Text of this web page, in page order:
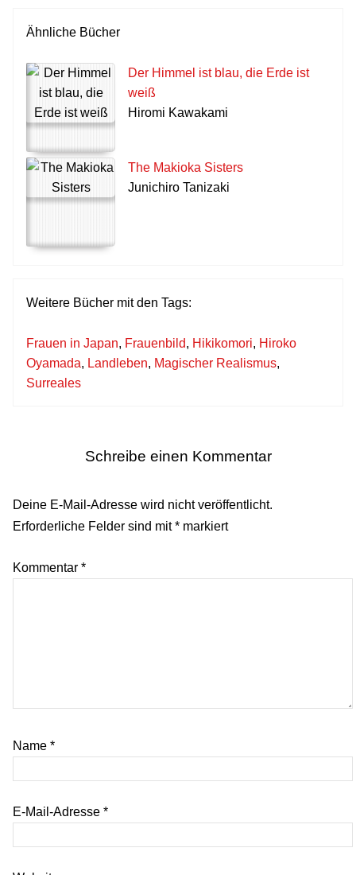
Ähnliche Bücher
Der Himmel ist blau, die Erde ist
weiß
Hiromi Kawakami
The Makioka Sisters
Junichiro Tanizaki
Weitere Bücher mit den Tags:
Frauen in Japan, Frauenbild, Hikikomori, Hiroko
Oyamada, Landleben, Magischer Realismus,
Surreales
Schreibe einen Kommentar
Deine E-Mail-Adresse wird nicht veröffentlicht.
Erforderliche Felder sind mit* markiert
Kommentar *
Name *
E-Mail-Adresse *